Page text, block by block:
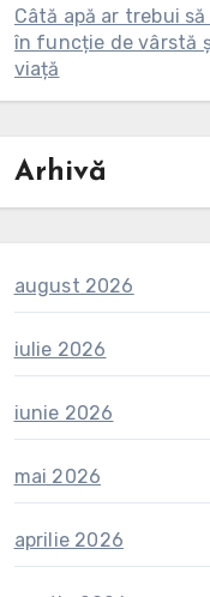
Câtă apă ar trebui
în funcție de vârstă
viață
Arhivă
august 2026
iulie 2026
iunie 2026
mai 2026
aprilie 2026